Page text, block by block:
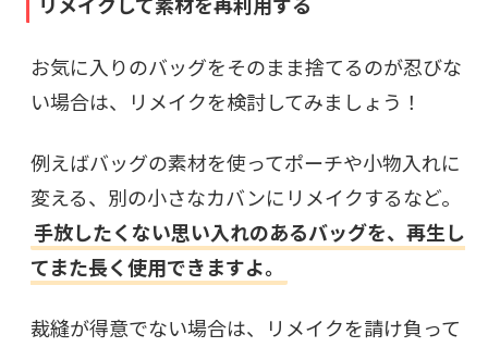
お気に入りのバッグをそのまま捨てるのが忍びな
い場合は、リメイクを検討してみましょう！
例えばバッグの素材を使ってポーチや小物入れに
変える、別の小さなカバンにリメイクするなど。
手放したくない思い入れのあるバッグを、再生し
てまた長く使用できますよ。
裁縫が得意でない場合は、リメイクを請け負って